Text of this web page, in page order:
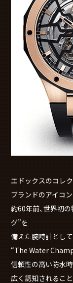
エドックスのコレ
ブランドのアイコン
約60年前、世界初
グ”を
備えた腕時計とし
“The Water
信頼性の高い防水
広く認知されるこ